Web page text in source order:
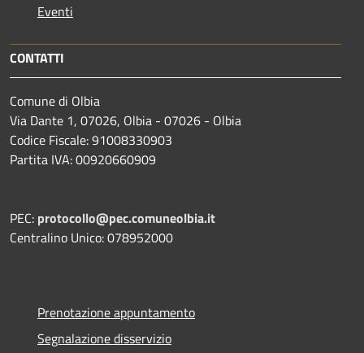
Eventi
CONTATTI
Comune di Olbia
Via Dante 1, 07026, Olbia - 07026 - Olbia
Codice Fiscale: 91008330903
Partita IVA: 00920660909
PEC: protocollo@pec.comuneolbia.it
Centralino Unico: 078952000
Prenotazione appuntamento
Segnalazione disservizio